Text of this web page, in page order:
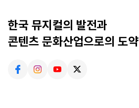
한국 뮤지컬의 발전과
콘텐츠 문화산업으로의 도약